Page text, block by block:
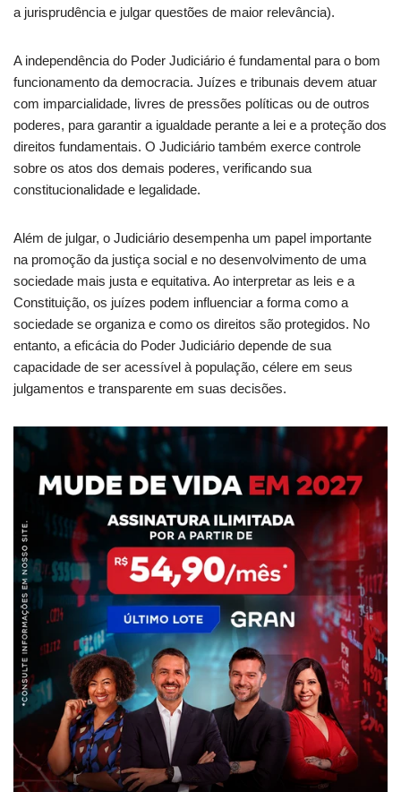
a jurisprudência e julgar questões de maior relevância).
A independência do Poder Judiciário é fundamental para o bom
funcionamento da democracia. Juízes e tribunais devem atuar
com imparcialidade, livres de pressões políticas ou de outros
poderes, para garantir a igualdade perante a lei e a proteção dos
direitos fundamentais. O Judiciário também exerce controle
sobre os atos dos demais poderes, verificando sua
constitucionalidade e legalidade.
Além de julgar, o Judiciário desempenha um papel importante
na promoção da justiça social e no desenvolvimento de uma
sociedade mais justa e equitativa. Ao interpretar as leis e a
Constituição, os juízes podem influenciar a forma como a
sociedade se organiza e como os direitos são protegidos. No
entanto, a eficácia do Poder Judiciário depende de sua
capacidade de ser acessível à população, célere em seus
julgamentos e transparente em suas decisões.